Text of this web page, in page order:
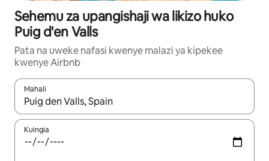
Sehemu za upangishaji wa likizo huko
Puig d'en Valls
Pata na uweke nafasi kwenye malazi ya kipekee
kwenye Airbnb
Mahali
Wakati matokeo yanapatikana, vinjari kwa kutumia vitufe vya
Kuingia